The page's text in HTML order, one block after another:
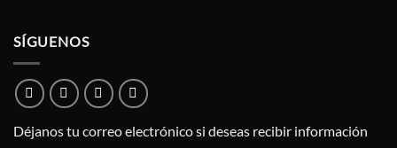
SÍGUENOS
Déjanos tu correo electrónico si deseas recibir información